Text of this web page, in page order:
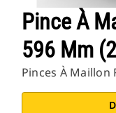
Pince À
596 Mm
Pinces À Maillon